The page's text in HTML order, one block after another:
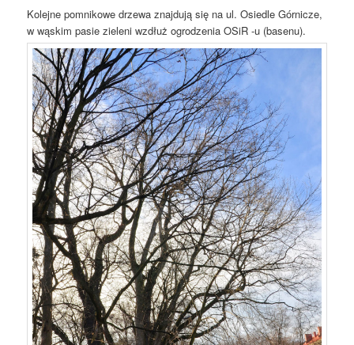
Kolejne pomnikowe drzewa znajdują się na ul. Osiedle Górnicze,
w wąskim pasie zieleni wzdłuż ogrodzenia OSiR -u (basenu).